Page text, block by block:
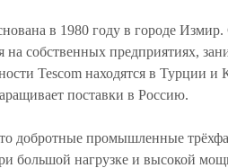
в 1980 году в городе
на собственных предприятиях,
Tescom находятся в Турции и
поставки в Россию.
добротные промышленные
большой нагрузке и высокой